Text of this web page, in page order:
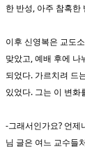
한 반성, 아주 참혹한
이후 신영복은 교도
맞았고, 예배 후에 나
되었다. 가르치려 드
있었다. 그는 이 변화
-그래서인가요? 언제
님 글은 여느 교수들